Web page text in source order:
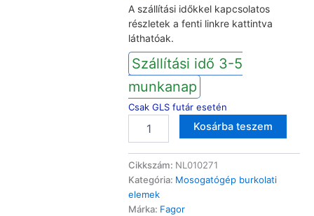
A szállítási időkkel kapcsolatos
részletek a fenti linkre kattintva
láthatóak.
Szállítási idő 3-5
munkanap
Csak GLS futár esetén
mosogatógép
lj
0222s
V70R073R5
mennyiség
Kosárba teszem
Cikkszám: NL010271
Kategória: Mosogatógép burkolati
elemek
Márka: Fagor